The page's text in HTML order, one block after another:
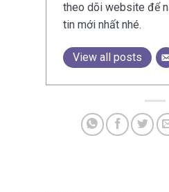
theo dõi website để
tin mới nhất nhé.
View all posts